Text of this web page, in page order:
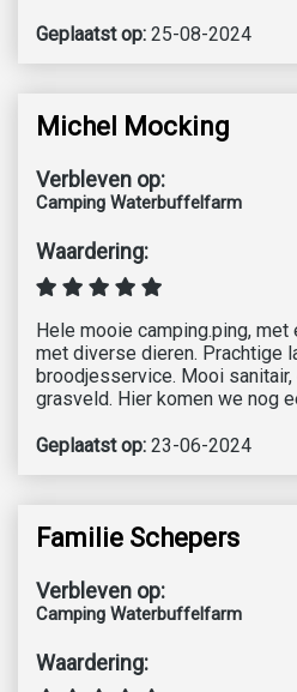
Geplaatst op: 25-08-2024
Michel Mocking
Verbleven op:
Camping Waterbuffelfarm
Waardering:
Hele mooie camping.ping,
met diverse dieren. Prachtige
broodjesservice. Mooi
grasveld. Hier komen we nog
Geplaatst op: 23-06-2024
Familie Schepers
Verbleven op:
Camping Waterbuffelfarm
Waardering: